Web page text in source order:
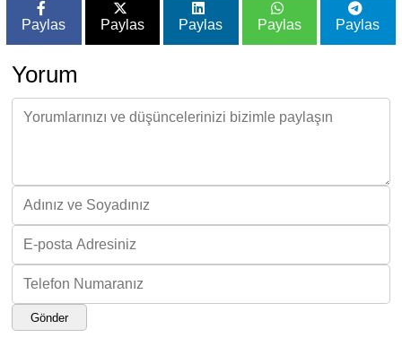
Paylas Paylas Paylas Paylas Paylas
Yorum
Gönder